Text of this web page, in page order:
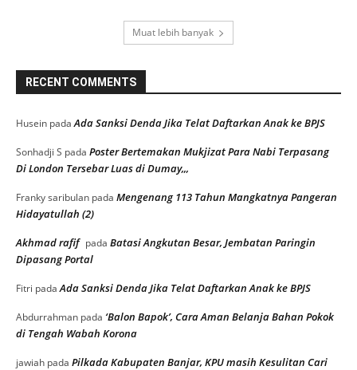
Muat lebih banyak
RECENT COMMENTS
Husein padaAda Sanksi Denda Jika Telat Daftarkan Anak ke BPJS
Sonhadji S pada Poster Bertemakan Mukjizat Para Nabi Terpasang
Di London Tersebar Luas di Dumay,,,
Franky saribulan pada Mengenang 113 Tahun Mangkatnya Pangeran
Hidayatullah (2)
Akhmad rafif pada Batasi Angkutan Besar, Jembatan Paringin
Dipasang Portal
Fitri padaAda Sanksi Denda Jika Telat Daftarkan Anak ke BPJS
Abdurrahman pada ‘Balon Bapok’, Cara Aman Belanja Bahan Pokok
di Tengah Wabah Korona
jawiah pada Pilkada Kabupaten Banjar, KPU masih Kesulitan Cari